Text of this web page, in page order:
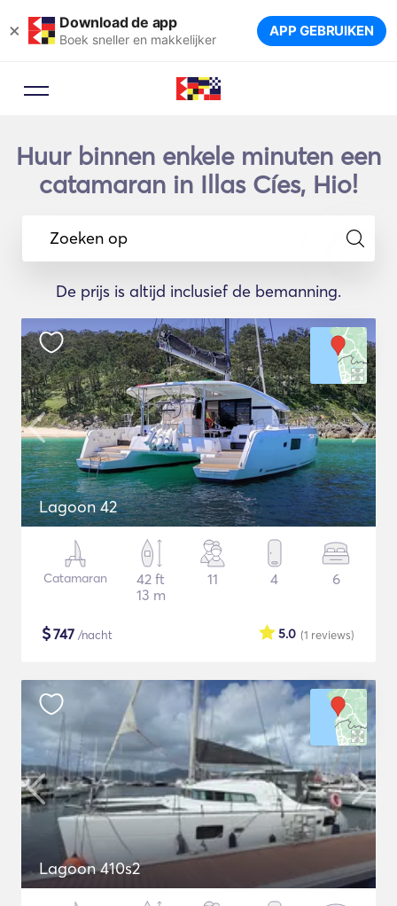
× Download de app
Boek sneller en makkelijker APP GEBRUIKEN
Huur binnen enkele minuten een
catamaran in Illas Cíes, Hio!
Zoeken op
De prijs is altijd inclusief de bemanning.
Lagoon 42
Catamaran
42 ft
13 m
11 4 6
$747 /nacht (1 reviews)
5.0
Lagoon 410s2